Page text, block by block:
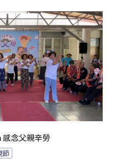
感念父親辛勞
節